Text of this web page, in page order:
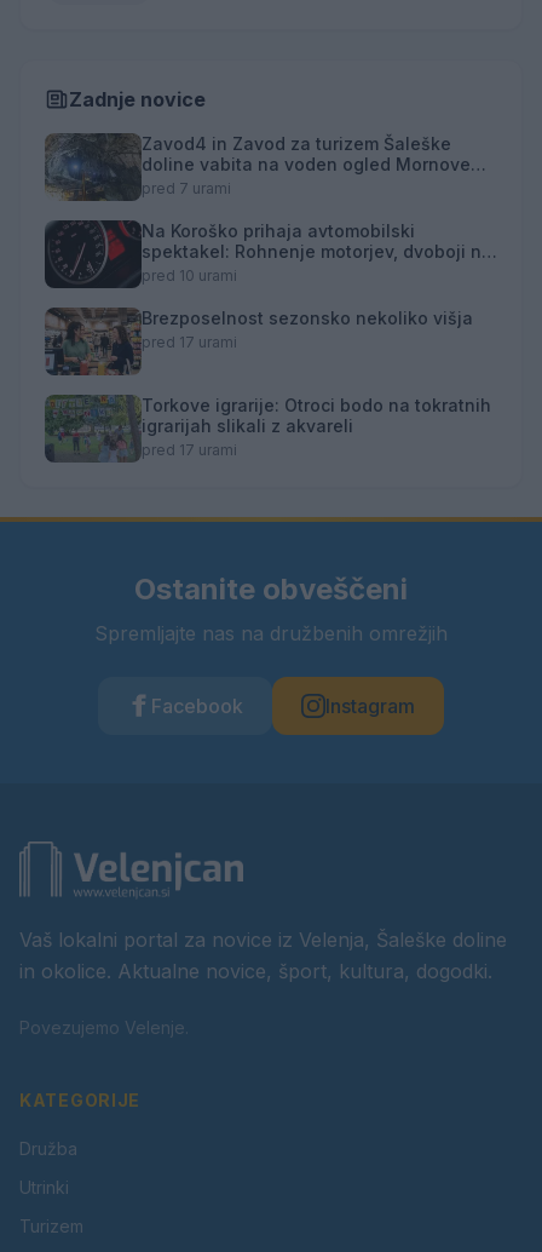
Zadnje novice
Zavod4 in Zavod za turizem Šaleške
doline vabita na voden ogled Mornove
zijalke
pred 7 urami
Na Koroško prihaja avtomobilski
spektakel: Rohnenje motorjev, dvoboji na
progah in atraktivni Car Meet
pred 10 urami
Brezposelnost sezonsko nekoliko višja
pred 17 urami
Torkove igrarije: Otroci bodo na tokratnih
igrarijah slikali z akvareli
pred 17 urami
Ostanite obveščeni
Spremljajte nas na družbenih omrežjih
Facebook Instagram
Vaš lokalni portal za novice iz Velenja, Šaleške doline
in okolice. Aktualne novice, šport, kultura, dogodki.
Povezujemo Velenje.
KATEGORIJE
Družba
Utrinki
Turizem